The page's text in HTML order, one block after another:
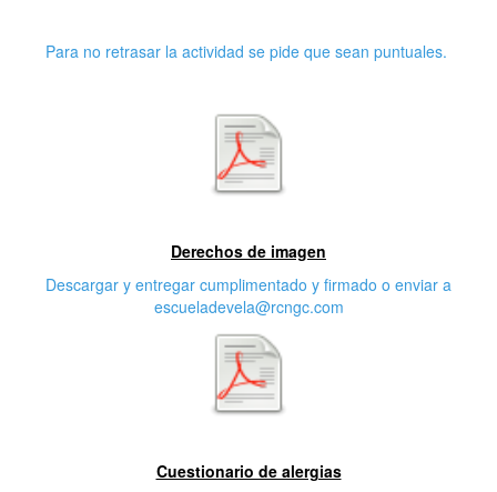
Para no retrasar la actividad se pide que sean puntuales.
Derechos de imagen
Descargar y entregar cumplimentado y firmado o enviar a
escueladevela@rcngc.com
Cuestionario de alergias